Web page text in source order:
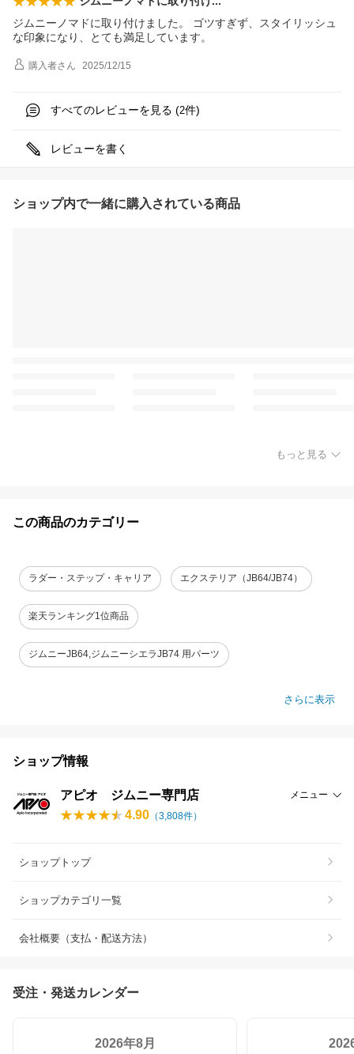
ジムニーノマドに取り付けました。 ゴツすぎず、スタイリッシュ
な印象になり、とても満足しています。
購入者さん 2025/12/15
すべてのレビューを見る (2件)
レビューを書く
ショップ内で一緒に購入されている商品
もっと見る
この商品のカテゴリー
ラダー・ステップ・キャリア エクステリア（JB64/JB74）
楽天ランキング1位商品
ジムニーJB64,ジムニーシエラJB74 用パーツ
さらに表示
ショップ情報
アピオ ジムニー専門店 メニュー
4.90 （3,808件）
ショップトップ
ショップカテゴリ一覧
会社概要（支払・配送方法）
受注・発送カレンダー
2026年8月